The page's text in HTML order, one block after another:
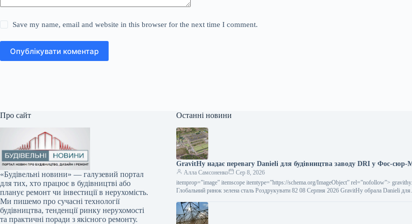
Save my name, email and website in this browser for the next time I comment.
Опублікувати коментар
Про сайт
«Будівельні новини» — галузевий портал
для тих, хто працює в будівництві або
планує ремонт чи інвестиції в нерухомість.
Ми пишемо про сучасні технології
будівництва, тенденції ринку нерухомості
та практичні поради з якісного ремонту.
Останні новини
GravitHy надає перевагу Danieli для будівництва заводу DRI у Фос-сюр-
Алла Самсоненко
Сер 8, 2026
itemprop=”image” itemscope itemtype=”https://schema.org/ImageObject” rel=”nofollow”>
Глобальний ринок зелена сталь Роздрукувати 82 08 Серпня 2026 GravitHy обрала Danieli